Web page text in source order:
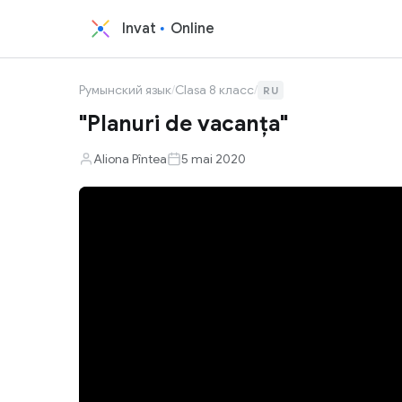
Invat Online
Румынский язык/Clasa 8 класс/ RU
"Planuri de vacanța"
Aliona Pîntea 5 mai 2020